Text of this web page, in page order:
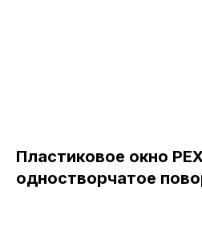
Пластиковое окно
одностворчатое